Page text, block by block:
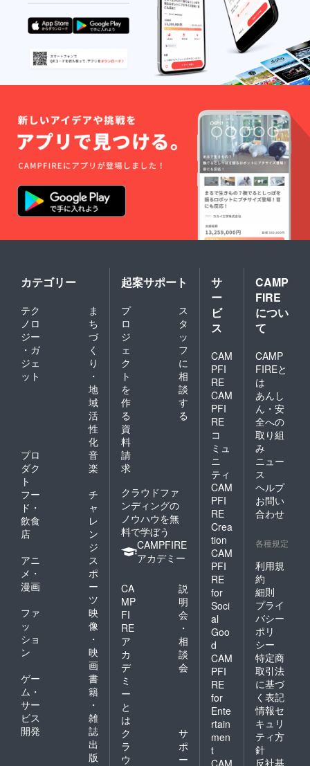
カテゴリー
テク
ノロ
ジー
・ガ
ジェ
ット
ま
ち
づ
く
り
・
地
域
活
性
化
プロ
ダク
ト
音
楽
フー
ド・
飲食
店
チ
ャ
レ
ン
ジ
アニ
メ・
漫画
ス
ポ
ー
ツ
ファ
ッ
ショ
ン
映
像
・
映
画
ゲー
ム・
サー
ビス
開発
書
籍
・
雑
誌
出
版
起案サポート
プ
ロ
ジ
ェ
ク
ト
を
作
る
ス
タ
ッ
フ
に
相
談
す
る
資
料
請
求
クラウドファ
ンディングの
ノウハウを無
料で学ぼう
CAMPFIRE
アカデミー
CA
MP
FI
RE
ア
カ
デ
ミ
ー
と
は
説
明
会
・
相
談
会
ク
ラ
ウ
サ
ポ
ー
サ
ー
ビ
ス
CAM
PFI
RE
CAM
PFI
RE
コ
ミュ
ニ
ティ
CAM
PFI
RE
Crea
tion
CAM
PFI
RE
for
Soci
al
Goo
d
CAM
PFI
RE
for
Ente
rtain
men
t
CAM
CAMP
FIRE
につい
て
CAMP
FIREと
は
あんし
ん・安
全への
取り組
み
ニュー
ス
ヘルプ
お問い
合わせ
各種規定
利用規
約
細則
プライ
バシー
ポリ
シー
特定商
取引法
に基づ
く表記
情報セ
キュリ
ティ方
針
反社基